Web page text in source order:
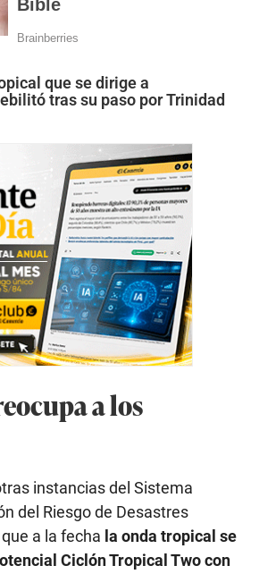
que se dirige a
tras su paso por Trinidad
a los
instancias del Sistema
del Riesgo de Desastres
a la fecha la onda tropical se
Ciclón Tropical Two con